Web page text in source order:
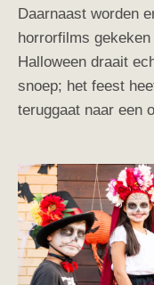
Daarnaast worden
horrorfilms
Halloween draait
snoep; het feest
teruggaat naar een